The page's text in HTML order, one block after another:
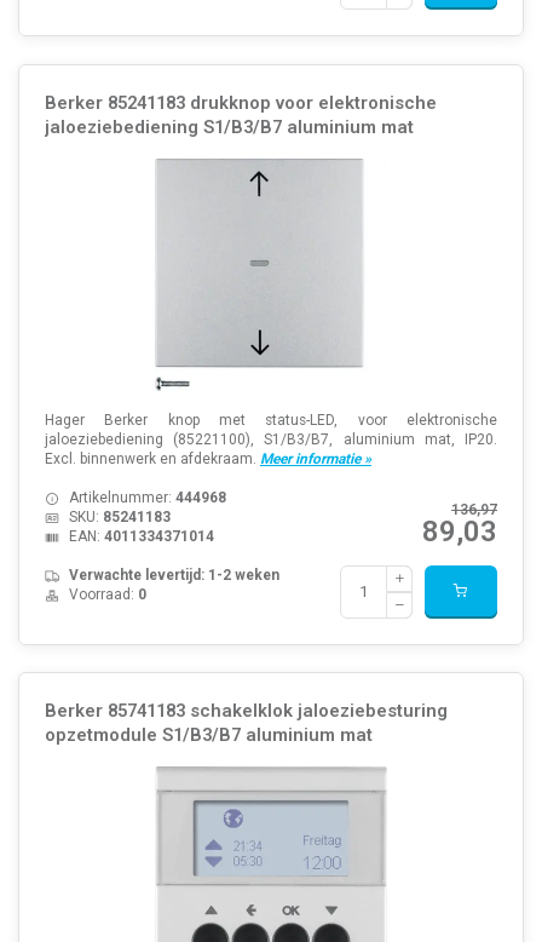
Berker 85241183 drukknop voor elektronische
jaloeziebediening S1/B3/B7 aluminium mat
Hager Berker knop met status-LED, voor elektronische
jaloeziebediening (85221100), S1/B3/B7, aluminium mat, IP20.
Excl. binnenwerk en afdekraam. Meer informatie »
136,97
89,03
Artikelnummer: 444968
SKU: 85241183
EAN: 4011334371014
Verwachte levertijd: 1-2 weken
Voorraad: 0
Berker 85741183 schakelklok jaloeziebesturing
opzetmodule S1/B3/B7 aluminium mat